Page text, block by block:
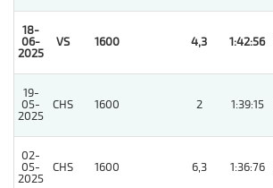
18-
06-
2025
VS 1600 4,3 1:42:56
19-
05-
2025
CHS 1600 2 1:39:15
02-
05-
2025
CHS 1600 6,3 1:36:76